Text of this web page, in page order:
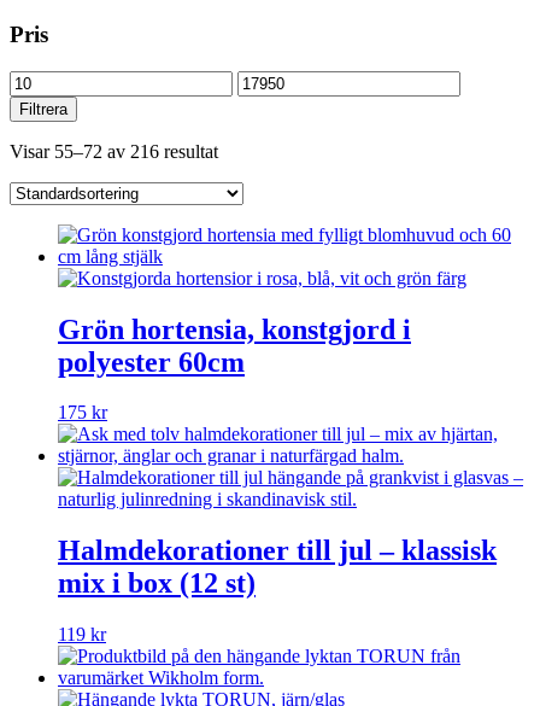
Pris
Min
pris
Max
pris
Filtrera
Visar 55–72 av 216 resultat
Grön hortensia, konstgjord i
polyester 60cm
175 kr
Halmdekorationer till jul – klassisk
mix i box (12 st)
119 kr